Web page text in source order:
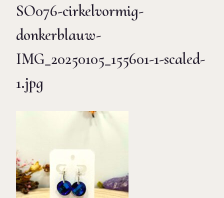
SO076-cirkelvormig-
donkerblauw-
IMG_20250105_155601-1-scaled-
1.jpg